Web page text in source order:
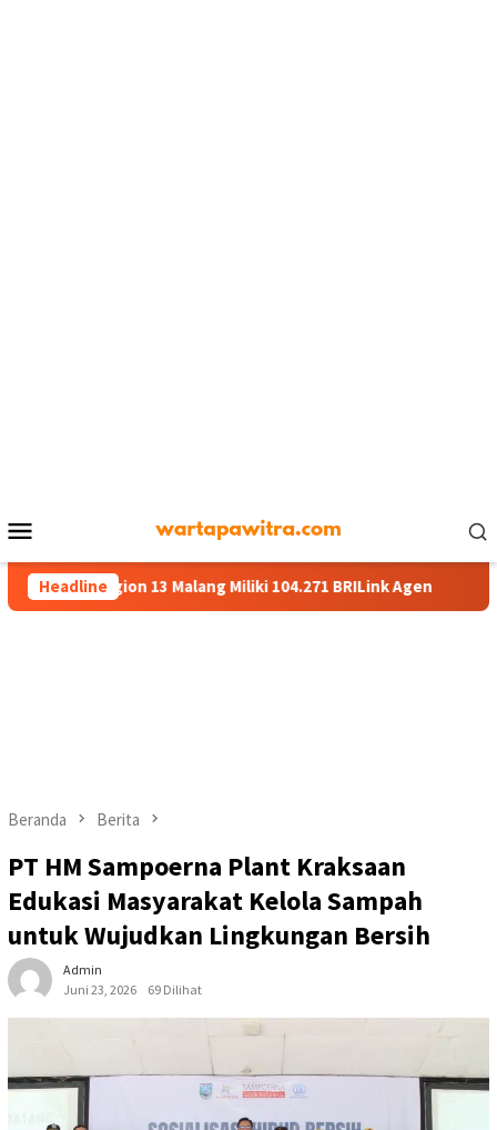
Mobile
Headline
13 Malang Miliki 104.271 BRILink Agen
Beranda Berita
PT HM Sampoerna Plant Kraksaan
Edukasi Masyarakat Kelola Sampah
untuk Wujudkan Lingkungan Bersih
Admin
Juni 23, 2026
69 Dilihat